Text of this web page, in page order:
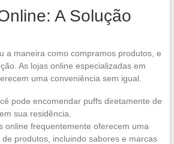
A Solução
a maneira como compramos produtos, e
As lojas online especializadas em
uma conveniência sem igual.
pode encomendar puffs diretamente de
sua residência.
online frequentemente oferecem uma
produtos, incluindo sabores e marcas